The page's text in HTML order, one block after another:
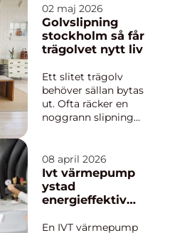
äldre system är
rörmontaget ofta den
dolda ryggraden som
avgör om allt
rörsystem påverkar
säkerhet, drifttid,
energie...
02 maj 2026
Golvslipning
stockholm så får
trägolvet nytt liv
Ett slitet trägolv
behöver sällan bytas
ut. Ofta räcker en
noggrann slipning
nästan nylagt ut. För
många som bor i
Stockholm är golvet
en stor del av
särskilt i äldre
08 april 2026
Ivt värmepump
ystad
energieffektiv
skånska hem
En IVT värmepump